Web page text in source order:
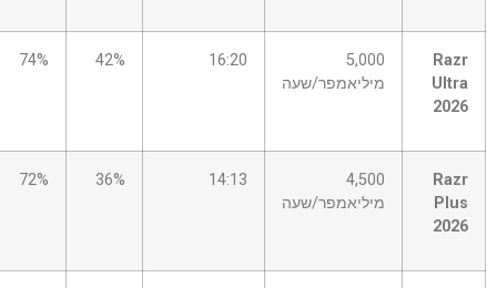
Razr
Ultra
2026
5,000
מיליאמפר/שעה
16:20
42%
74%
Razr
Plus
2026
4,500
מיליאמפר/שעה
14:13
36%
72%